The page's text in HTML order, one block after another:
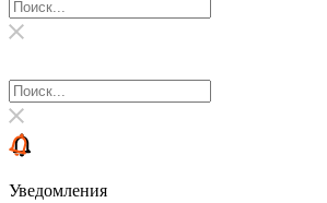
Уведомления